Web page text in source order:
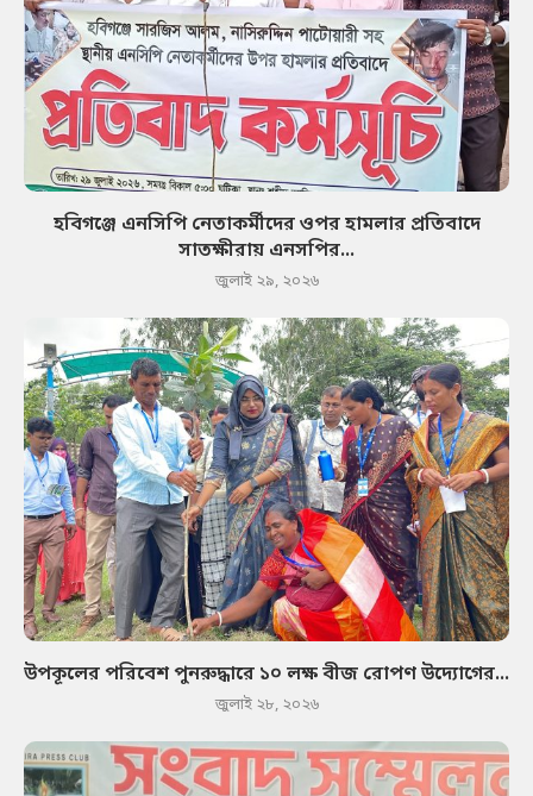
হবিগঞ্জে এনসিপি নেতাকর্মীদের ওপর হামলার প্রতিবাদে
সাতক্ষীরায় এনসপির...
জুলাই ২৯, ২০২৬
উপকূলের পরিবেশ পুনরুদ্ধারে ১০ লক্ষ বীজ রোপণ উদ্যোগের...
জুলাই ২৮, ২০২৬